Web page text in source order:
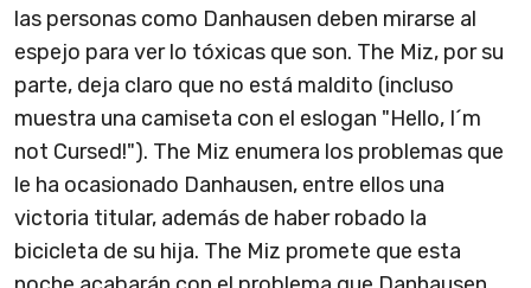
las personas como Danhausen deben mirarse al
espejo para ver lo tóxicas que son. The Miz, por su
parte, deja claro que no está maldito (incluso
muestra una camiseta con el eslogan "Hello, I´m
not Cursed!"). The Miz enumera los problemas que
le ha ocasionado Danhausen, entre ellos una
victoria titular, además de haber robado la
bicicleta de su hija. The Miz promete que esta